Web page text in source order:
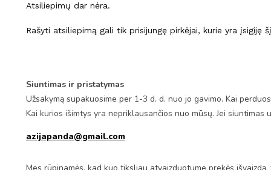
Atsiliepimų dar nėra.
Rašyti atsiliepimą gali tik prisijungę pirkėjai, kurie yra įsigiję
Siuntimas ir pristatymas
Užsakymą supakuosime per 1-3 d. d. nuo jo gavimo. Kai
Kai kurios išimtys yra nepriklausančios nuo mūsų. Jei siuntimas
azijapanda@gmail.com